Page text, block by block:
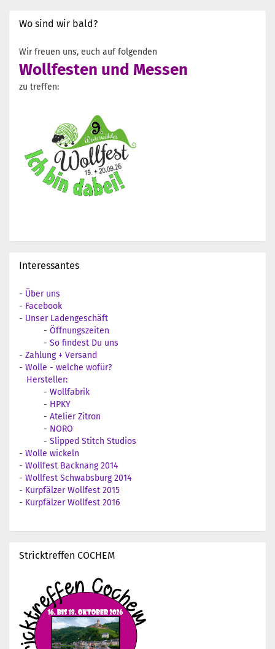
Wo sind wir bald?
Wir freuen uns, euch auf folgenden
Wollfesten und Messen
zu treffen:
Interessantes
- Über uns
- Facebook
- Unser Ladengeschäft
- Öffnungszeiten
- So findest Du uns
- Zahlung + Versand
- Wolle - welche wofür?
Hersteller:
- Wollfabrik
- HPKY
- Atelier Zitron
- NORO
- Slipped Stitch Studios
- Wolle wickeln
- Wollfest Backnang 2014
- Wollfest Schwabsburg 2014
- Kurpfälzer Wollfest 2015
- Kurpfälzer Wollfest 2016
Stricktreffen COCHEM